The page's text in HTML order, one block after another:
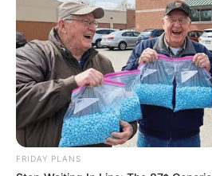
FRIDAY PLANS